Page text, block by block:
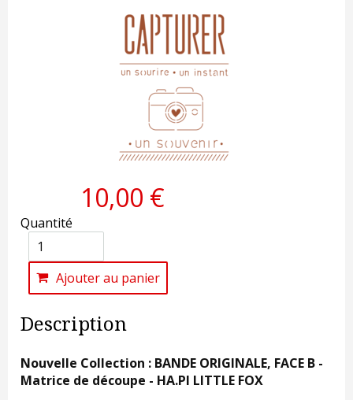
10,00 €
Quantité
Ajouter au panier
Description
Nouvelle Collection : BANDE ORIGINALE, FACE B -
Matrice de découpe - HA.PI LITTLE FOX